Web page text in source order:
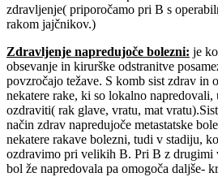
zdravljenje( priporočamo pri B s
rakom jajčnikov.)
Zdravljenje napredujoče bolezni: je
obsevanje in kirurške odstranitve
povzročajo težave. S komb sist zdrav in
nekatere rake, ki so lokalno
ozdraviti( rak glave, vratu, mat
način zdrav napredujoče metastatske
nekatere rakave bolezni, tudi v stadiju,
ozdravimo pri velikih B. Pri B z drugimi
bol že napredovala pa omogoča daljše-